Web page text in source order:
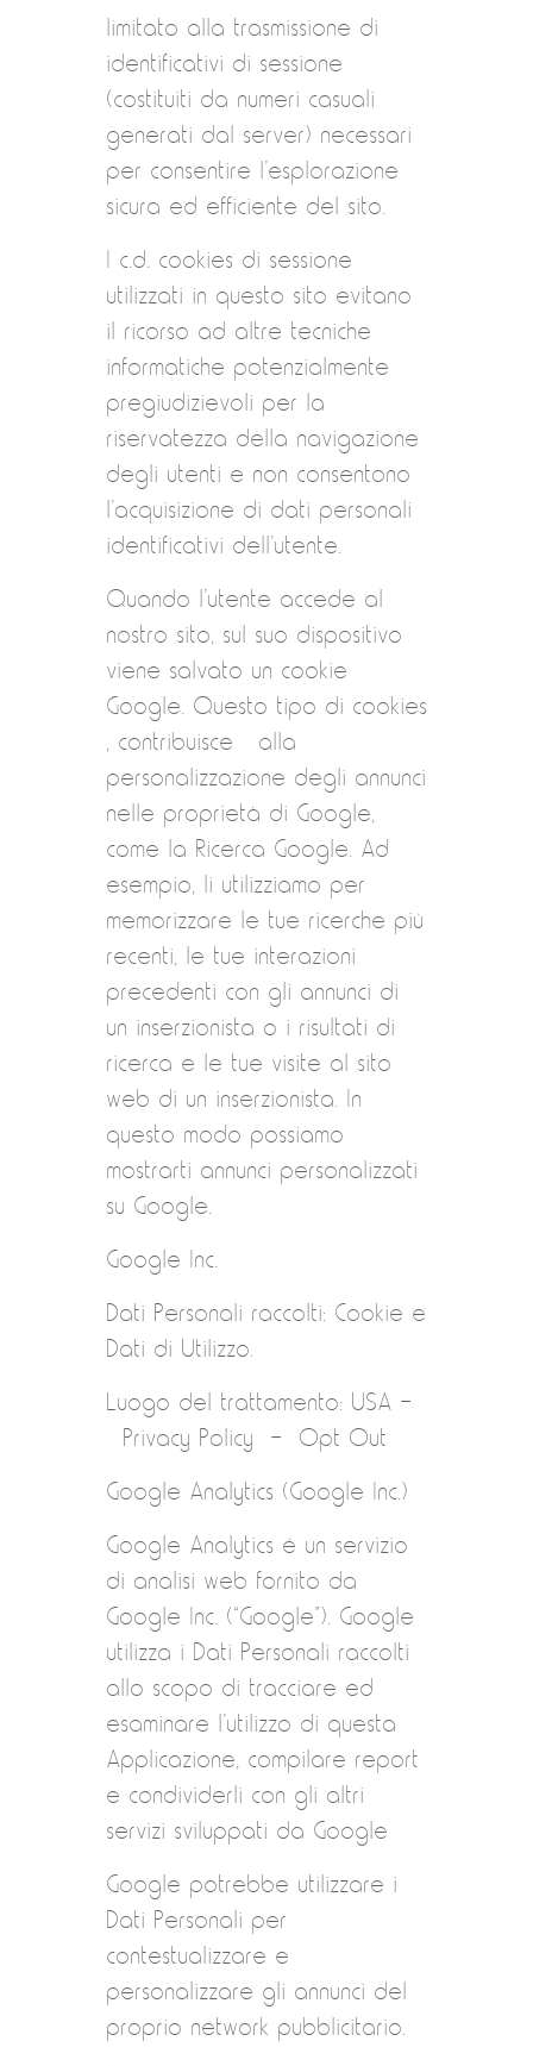
limitato alla trasmissione di
identificativi di sessione
(costituiti da numeri casuali
generati dal server) necessari
per consentire l’esplorazione
sicura ed efficiente del sito.
I c.d. cookies di sessione
utilizzati in questo sito evitano
il ricorso ad altre tecniche
informatiche potenzialmente
pregiudizievoli per la
riservatezza della navigazione
degli utenti e non consentono
l’acquisizione di dati personali
identificativi dell’utente.
Quando l’utente accede al
nostro sito, sul suo dispositivo
viene salvato un cookie
Google. Questo tipo di cookies
, contribuisce alla
personalizzazione degli annunci
nelle proprietà di Google,
come la Ricerca Google. Ad
esempio, li utilizziamo per
memorizzare le tue ricerche più
recenti, le tue interazioni
precedenti con gli annunci di
un inserzionista o i risultati di
ricerca e le tue visite al sito
web di un inserzionista. In
questo modo possiamo
mostrarti annunci personalizzati
su Google.
Google Inc.
Dati Personali raccolti: Cookie e
Dati di Utilizzo.
Luogo del trattamento: USA –
Privacy Policy – Opt Out
Google Analytics (Google Inc.)
Google Analytics è un servizio
di analisi web fornito da
Google Inc. (“Google”). Google
utilizza i Dati Personali raccolti
allo scopo di tracciare ed
esaminare l’utilizzo di questa
Applicazione, compilare report
e condividerli con gli altri
servizi sviluppati da Google
Google potrebbe utilizzare i
Dati Personali per
contestualizzare e
personalizzare gli annunci del
proprio network pubblicitario.